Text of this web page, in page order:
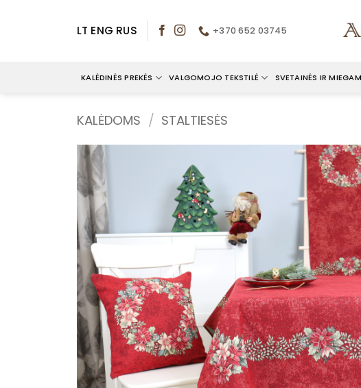
LT ENG RUS +370 652 03745
KALĖDINĖS PREKĖS VALGOMOJO TEKSTILĖ SVETAINĖS IR
KALĖDOMS / STALTIESĖS